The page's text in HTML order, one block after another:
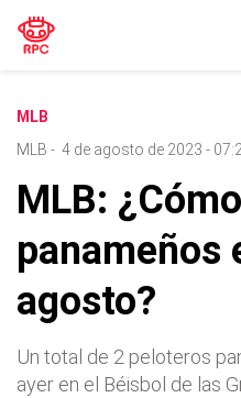
MLB
MLB - 4 de agosto de 2023 -
MLB:
panameños
agosto?
Un total de 2 peloteros
ayer en el Béisbol de las